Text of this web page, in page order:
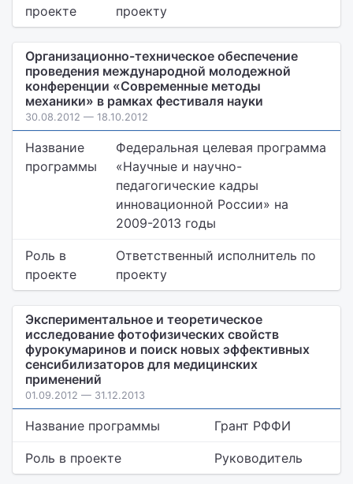
проекте
проекту
Организационно-техническое обеспечение
проведения международной молодежной
конференции «Современные методы
механики» в рамках фестиваля науки
30.08.2012 — 18.10.2012
Название
программы
Федеральная целевая программа
«Научные и научно-
педагогические кадры
инновационной России» на
2009-2013 годы
Роль в
проекте
Ответственный исполнитель по
проекту
Экспериментальное и теоретическое
исследование фотофизических свойств
фурокумаринов и поиск новых эффективных
сенсибилизаторов для медицинских
применений
01.09.2012 — 31.12.2013
Название программы Грант РФФИ
Роль в проекте Руководитель